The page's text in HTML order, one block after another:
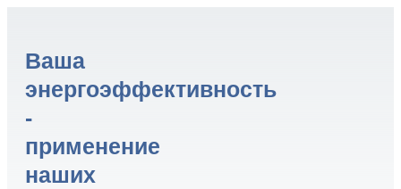
Ваша
энергоэффективность
-
применение
наших